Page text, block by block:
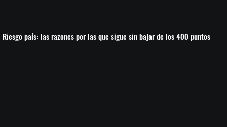
Riesgo país: las razones por las que sigue sin bajar de los 400 puntos